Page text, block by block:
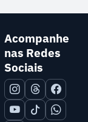
Acompanhe
nas Redes
Sociais